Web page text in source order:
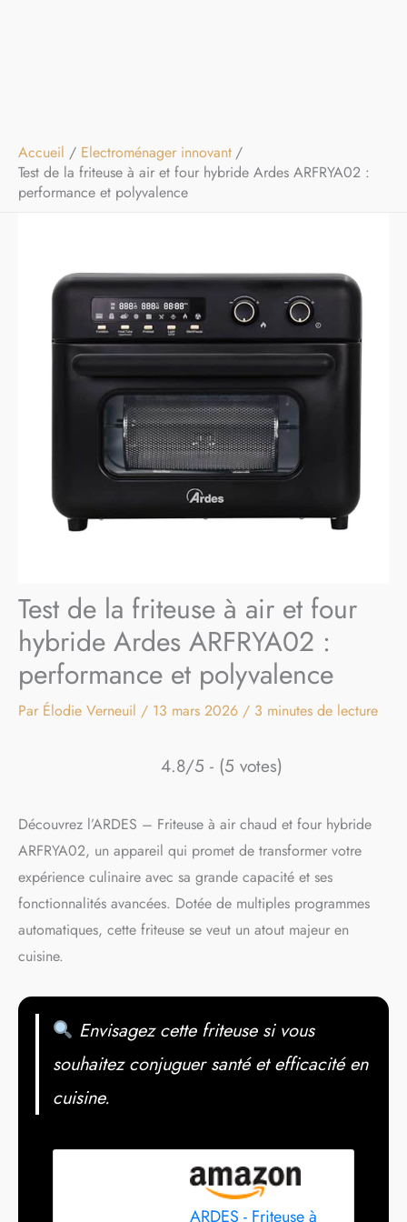
Accueil
Electroménager innovant
Test de la friteuse à air et four hybride Ardes ARFRYA02 :
performance et polyvalence
Test de la friteuse à air et four
hybride Ardes ARFRYA02 :
performance et polyvalence
Par Élodie Verneuil / 13 mars 2026 / 3 minutes de lecture
4.8/5 - (5 votes)
Découvrez l’ARDES – Friteuse à air chaud et four hybride
ARFRYA02, un appareil qui promet de transformer votre
expérience culinaire avec sa grande capacité et ses
fonctionnalités avancées. Dotée de multiples programmes
automatiques, cette friteuse se veut un atout majeur en
cuisine.
Envisagez cette friteuse si vous
souhaitez conjuguer santé et efficacité en
cuisine.
ARDES - Friteuse à